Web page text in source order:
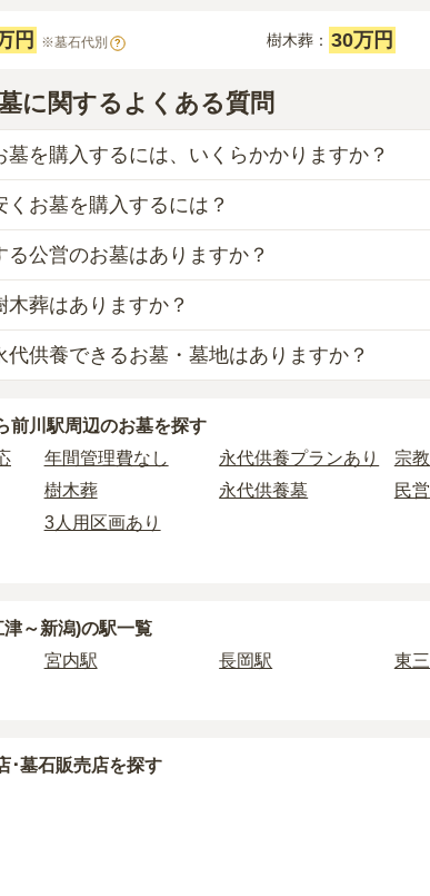
円 ※墓石代別 ? 樹木葬： 30万円
に関するよくある質問
墓を購入するには、いくらかかりますか？
入費用の目安は、 一般墓が約210万円、樹木葬が約
合は、「永代使用料（土地代）」と「墓石代」の2
墓の永代使用料の平均は 60万円
さ・素材によって変わります。
永代供養墓は、基本的に墓石代がかからず、永代使
ては以下の費用が別途かかる場合があります。
：お墓に遺骨を納める儀式のための費用。僧侶に渡す
墓の管理費。契約後、毎年発生するケースがありま
画や石材の選び方によって大きく変わるため、見
お墓を購入するには？
安価なお墓は、長岡やすらぎ霊園
を抑えられるのは、他の方のご遺骨と一緒に埋葬する
のお墓に比べて省スペースで管理の手間がかからな
あたり5万円〜30万円程度です。
なお墓を探したい場合は、
る公営のお墓はありますか？
公営の霊園の掲載がありません。
には、県または市区町村が運営する公営の霊園が
遺骨がすでにある、該当の市区町村に一定年数以上
場合は、申し込み自体ができないことも多いため、
、各霊園のページをご確認いただくか、資料請求よ
葬はありますか？
1 件の樹木葬があります。
代供養できるお墓・墓地はありますか？
永代供養できるお墓・墓地が
前川駅周辺のお墓を探す
年間管理費なし 永代供養プランあり 宗
樹木葬 永代供養墓 民
3人用区画あり
～新潟)の駅一覧
宮内駅 長岡駅 東
･墓石販売店を探す